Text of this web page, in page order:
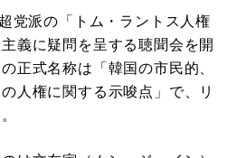
党派の「トム・ラントス人権
義に疑問を呈する聴聞会を開
正式名称は「韓国の市民的、
人権に関する示唆点」で、リ